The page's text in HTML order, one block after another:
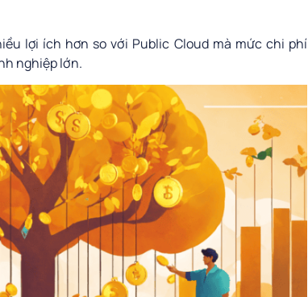
lợi ích hơn so với Public Cloud mà mức chi phí
nghiệp lớn.